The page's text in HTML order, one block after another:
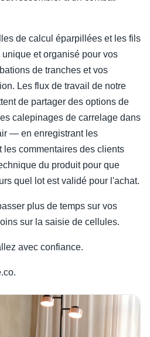
de calcul éparpillées et les fils
et organisé pour vos
de tranches et vos
Les flux de travail de notre
de partager des options de
calepinages de carrelage dans
— en enregistrant les
les commentaires des clients
du produit pour que
quel lot est validé pour l'achat.
plus de temps sur vos
sur la saisie de cellules.
avec confiance.